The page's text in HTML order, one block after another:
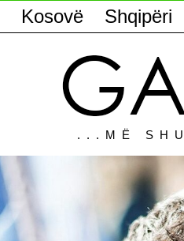
Kosovë Shqipëri
...MË